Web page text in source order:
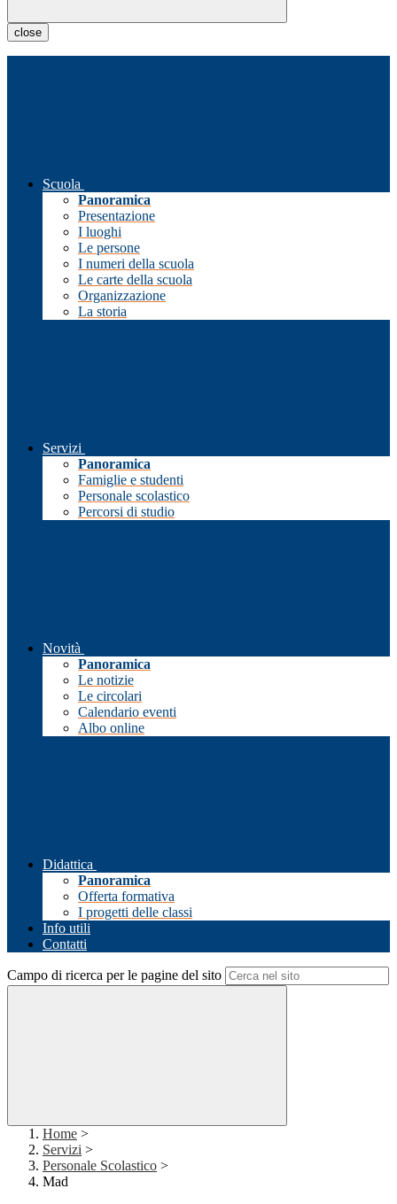
close
Scuola
Panoramica
Presentazione
I luoghi
Le persone
I numeri della scuola
Le carte della scuola
Organizzazione
La storia
Servizi
Panoramica
Famiglie e studenti
Personale scolastico
Percorsi di studio
Novità
Panoramica
Le notizie
Le circolari
Calendario eventi
Albo online
Didattica
Panoramica
Offerta formativa
I progetti delle classi
Info utili
Contatti
Campo di ricerca per le pagine del sito
Home >
Servizi >
Personale Scolastico >
Mad